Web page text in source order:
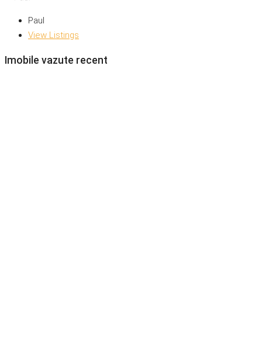
Paul
View Listings
Imobile vazute recent